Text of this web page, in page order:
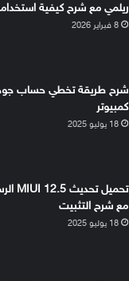
ريلمي مع شرح كيفية
8 فبراير 2026
شرح طريقة تخطي حساب
كمبيوتر
18 يوليو 2025
مع شرح التثبيت
18 يوليو 2025